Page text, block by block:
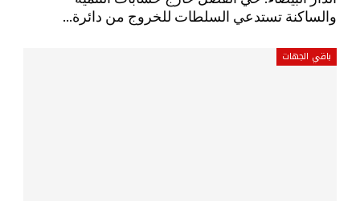
والساكنة تستدعي السلطات للخروج من دائرة…
باقي الجهات